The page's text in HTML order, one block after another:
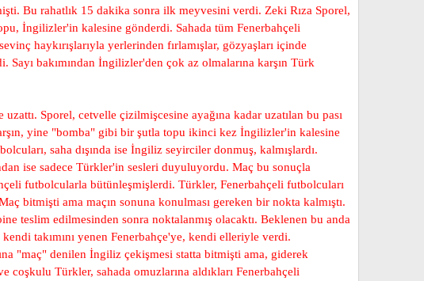
Bu rahatlık 15 dakika sonra ilk meyvesini verdi. Zeki Rıza Sporel,
İngilizler'in kalesine gönderdi. Sahada tüm Fenerbahçeli
haykırışlarıyla yerlerinden fırlamışlar, gözyaşları içinde
bakımından İngilizler'den çok az olmalarına karşın Türk
Sporel, cetvelle çizilmişcesine ayağına kadar uzatılan bu pası
yine "bomba" gibi bir şutla topu ikinci kez İngilizler'in kalesine
saha dışında ise İngiliz seyirciler donmuş, kalmışlardı.
ise sadece Türkler'in sesleri duyuluyordu. Maç bu sonuçla
futbolcularla bütünleşmişlerdi. Türkler, Fenerbahçeli futbolcuları
bitmişti ama maçın sonuna konulması gereken bir nokta kalmıştı.
teslim edilmesinden sonra noktalanmış olacaktı. Beklenen bu anda
takımını yenen Fenerbahçe'ye, kendi elleriyle verdi.
"maç" denilen İngiliz çekişmesi statta bitmişti ama, giderek
Türkler, sahada omuzlarına aldıkları Fenerbahçeli